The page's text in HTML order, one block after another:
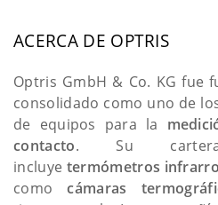
ACERCA DE OPTRIS
Optris GmbH & Co. KG fue
consolidado como uno de
de equipos para la
contacto. Su
incluye termómetros
comocámaras